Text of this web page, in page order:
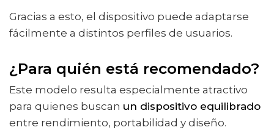
Gracias a esto, el dispositivo puede adaptarse
fácilmente a distintos perfiles de usuarios.
¿Para quién está recomendado?
Este modelo resulta especialmente atractivo
para quienes buscan un dispositivo equilibrado
entre rendimiento, portabilidad y diseño.